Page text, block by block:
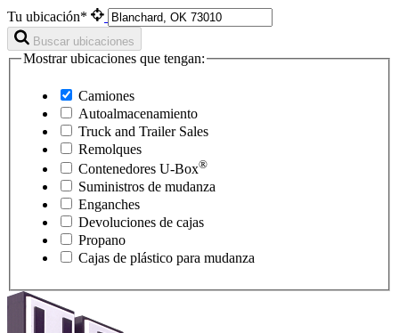
Tu ubicación*
Buscar ubicaciones
Mostrar ubicaciones que tengan:
Camiones
Autoalmacenamiento
Truck and Trailer Sales
Remolques
Contenedores U-Box®
Suministros de mudanza
Enganches
Devoluciones de cajas
Propano
Cajas de plástico para mudanza